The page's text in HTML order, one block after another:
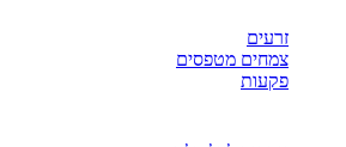
זרעים
צמחים מטפסים
פקעות